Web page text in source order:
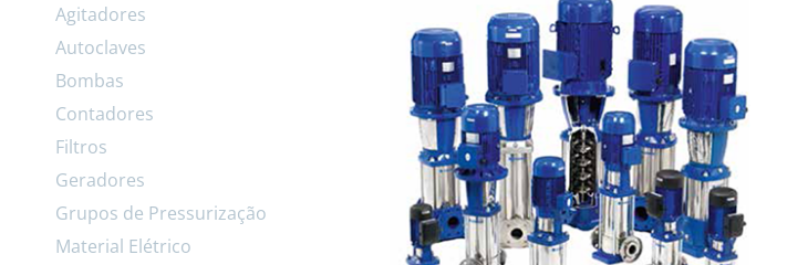
Agitadores
Autoclaves
Bombas
Contadores
Filtros
Geradores
Grupos de Pressurização
Material Elétrico